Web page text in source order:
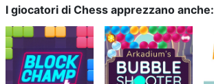
I giocatori di Chess apprezzano anche: